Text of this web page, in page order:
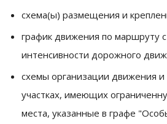
схема(ы) размещения и
график движения по маршруту
интенсивности дорожного
схемы организации движения и
участках, имеющих
места, указанные в графе